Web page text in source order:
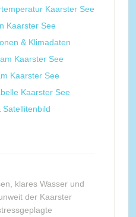
Kaarster See
Kaarster See
& Klimadaten
Kaarster See
Kaarster See
Kaarster See
Satellitenbild
klares Wasser und
der Kaarster